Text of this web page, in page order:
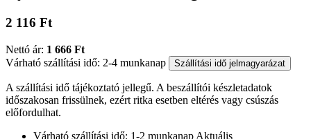
2 116 Ft
Nettó ár: 1 666 Ft
Várható szállítási idő: 2-4 munkanap
Szállítási idő jelmagyarázat
A szállítási idő tájékoztató jellegű. A beszállítói készletadatok
időszakosan frissülnek, ezért ritka esetben eltérés vagy csúszás
előfordulhat.
Várható szállítási idő: 1-2 munkanap Aktuális